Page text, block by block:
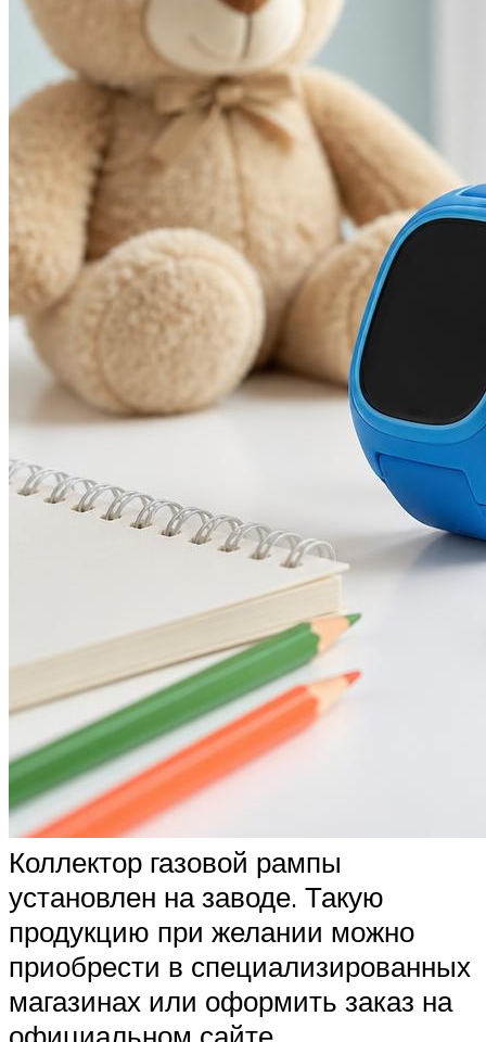
Коллектор газовой рампы
установлен на заводе. Такую
продукцию при желании можно
приобрести в специализированных
магазинах или оформить заказ на